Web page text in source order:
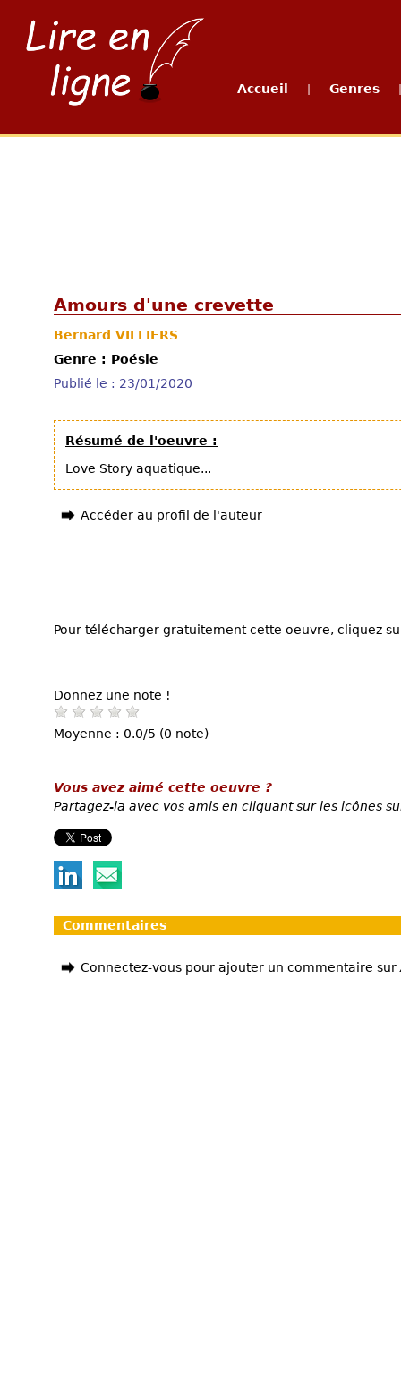
Accueil Genres
Amours d'une crevette
Bernard VILLIERS
Genre : Poésie
Publié le : 23/01/2020
Résumé de l'oeuvre :
Love Story aquatique...
Accéder au profil de l'auteur
Pour télécharger gratuitement cette oeuvre, cliquez
Donnez une note !
Moyenne : 0.0/5 (0 note)
Vous avez aimé cette oeuvre ?
Partagez-la avec vos amis en cliquant sur les icônes
Commentaires
Connectez-vous pour ajouter un commentaire sur